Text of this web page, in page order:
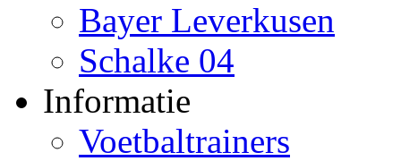
Bayer Leverkusen
Schalke 04
Informatie
Voetbaltrainers